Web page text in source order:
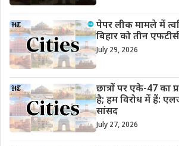
पेपर लीक मामले में
बिहार को तीन
July 29, 2026
छात्रों पर एके-47 का
है; हम विरोध में हैं:
सांसद
July 27, 2026